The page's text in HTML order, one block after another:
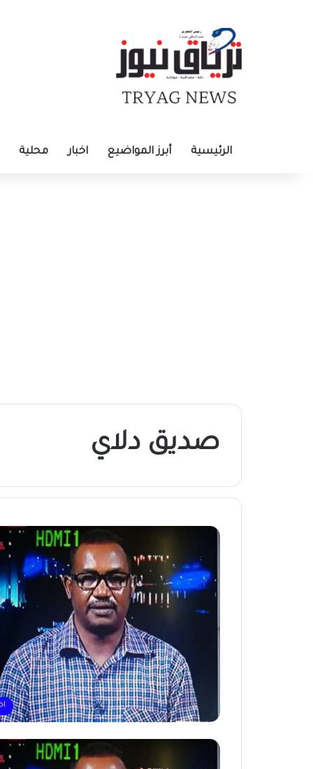
الرئيسية أبرز المواضيع اخبار محلية
صديق دلاي